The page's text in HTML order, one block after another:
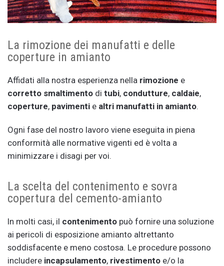
La rimozione dei manufatti e delle
coperture in amianto
Affidati alla nostra esperienza nella rimozione e
corretto smaltimento di tubi, condutture, caldaie,
coperture, pavimenti e altri manufatti in amianto.
Ogni fase del nostro lavoro viene eseguita in piena
conformità alle normative vigenti ed è volta a
minimizzare i disagi per voi.
La scelta del contenimento e sovra
copertura del cemento-amianto
In molti casi, il contenimento può fornire una soluzione
ai pericoli di esposizione amianto altrettanto
soddisfacente e meno costosa. Le procedure possono
includere incapsulamento, rivestimento e/o la